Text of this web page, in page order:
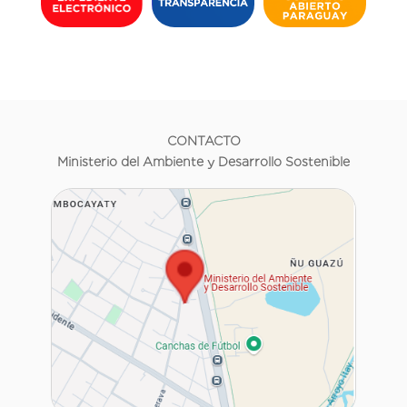
CONTACTO
Ministerio del Ambiente y Desarrollo Sostenible